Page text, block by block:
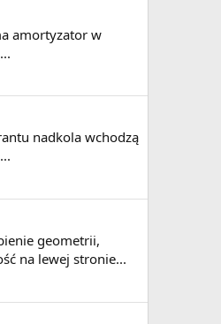
amortyzator w
nadkola wchodzą
geometrii,
na lewej stronie...